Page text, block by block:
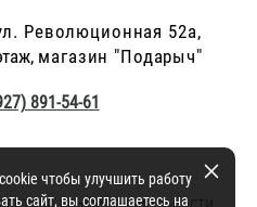
Революционная 52а,
магазин "Подарыч"
891-54-61
персональных данныхи
чтобы улучшить работу
сайт, вы соглашаетесь на